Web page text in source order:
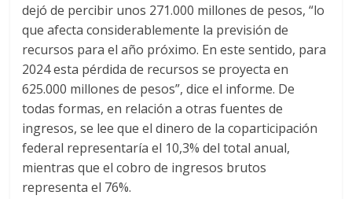
dejó de percibir unos 271.000 millones de pesos, “lo
que afecta considerablemente la previsión de
recursos para el año próximo. En este sentido, para
2024 esta pérdida de recursos se proyecta en
625.000 millones de pesos”, dice el informe. De
todas formas, en relación a otras fuentes de
ingresos, se lee que el dinero de la coparticipación
federal representaría el 10,3% del total anual,
mientras que el cobro de ingresos brutos
representa el 76%.